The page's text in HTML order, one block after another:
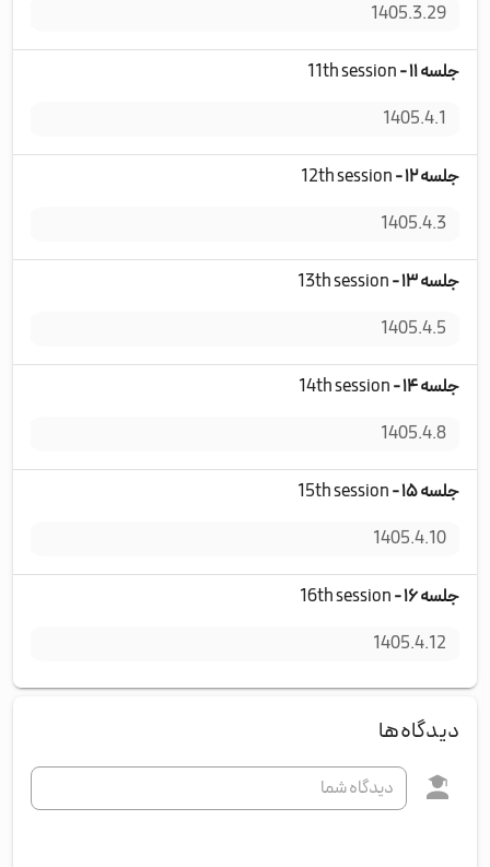
1405.3.29
جلسه ۱۱ - 11th session
1405.4.1
جلسه ۱۲ - 12th session
1405.4.3
جلسه ۱۳ - 13th session
1405.4.5
جلسه ۱۴ - 14th session
1405.4.8
جلسه ۱۵ - 15th session
1405.4.10
جلسه ۱۶ - 16th session
1405.4.12
دیدگاه‌ها